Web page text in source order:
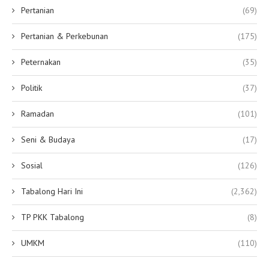
Pertanian (69)
Pertanian & Perkebunan (175)
Peternakan (35)
Politik (37)
Ramadan (101)
Seni & Budaya (17)
Sosial (126)
Tabalong Hari Ini (2,362)
TP PKK Tabalong (8)
UMKM (110)